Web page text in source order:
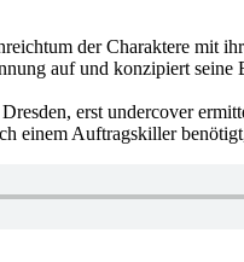
der Charaktere mit
auf und konzipiert seine
erst undercover
einem Auftragskiller